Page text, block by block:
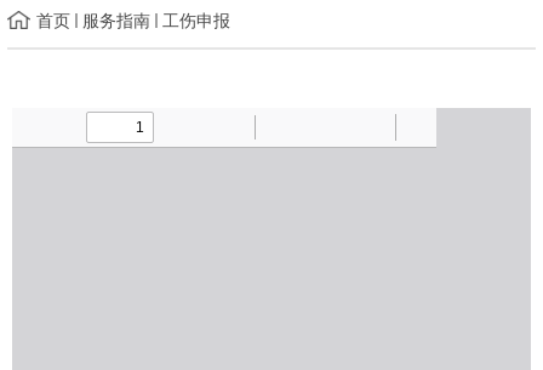
首页 服务指南 工伤申报